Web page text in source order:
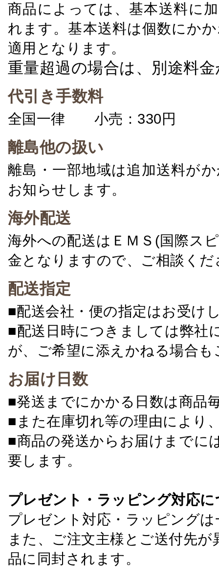
商品によっては、基本送料に
れます。基本送料は個数にか
適用となります。
重量超過の場合は、別途料
代引き手数料
全国一律 小売：330円 卸
離島他の扱い
離島・一部地域は追加送料が
お知らせします。
海外配送
海外への配送はＥＭＳ(国際ス
金となりますので、ご相談くだ
配送指定
■配送会社・便の指定はお受け
■配送日時につきましては弊社
が、ご希望に添えかねる場合
お届け日数
■発送までにかかる日数は商品
■また在庫切れ等の理由により
■商品の発送からお届けまでに
要します。
プレゼント・ラッピング対応
プレゼント対応・ラッピング
また、ご注文主様とご送付先
品に同封されます。